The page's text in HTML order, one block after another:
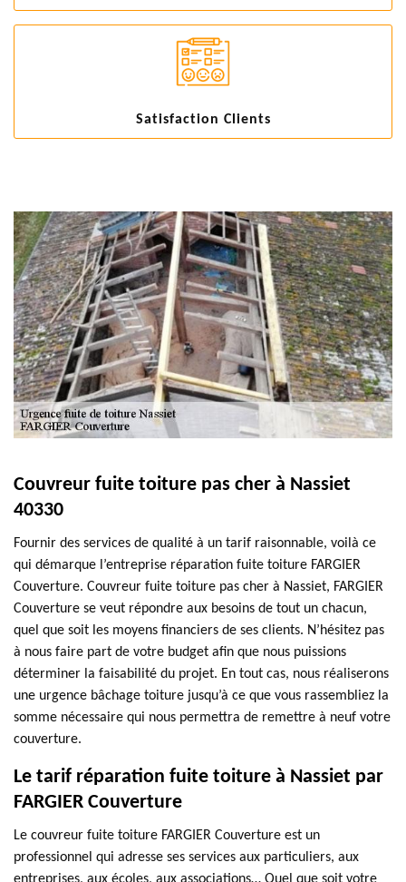
Satisfaction Clients
Couvreur fuite toiture pas cher à Nassiet
40330
Fournir des services de qualité à un tarif raisonnable, voilà ce
qui démarque l’entreprise réparation fuite toiture FARGIER
Couverture. Couvreur fuite toiture pas cher à Nassiet, FARGIER
Couverture se veut répondre aux besoins de tout un chacun,
quel que soit les moyens financiers de ses clients. N’hésitez pas
à nous faire part de votre budget afin que nous puissions
déterminer la faisabilité du projet. En tout cas, nous réaliserons
une urgence bâchage toiture jusqu’à ce que vous rassembliez la
somme nécessaire qui nous permettra de remettre à neuf votre
couverture.
Le tarif réparation fuite toiture à Nassiet par
FARGIER Couverture
Le couvreur fuite toiture FARGIER Couverture est un
professionnel qui adresse ses services aux particuliers, aux